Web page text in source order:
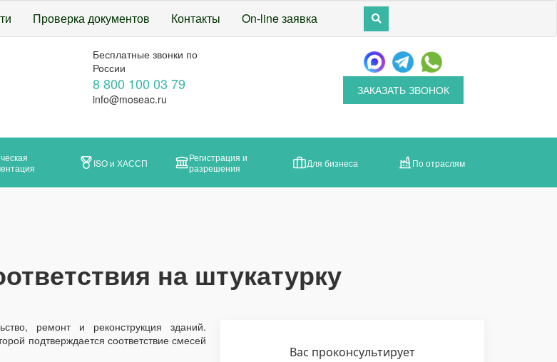
Проверка документов Контакты On-line заявка
Бесплатные звонки по
России
8 800 100 03 79
info@moseac.ru
ЗАКАЗАТЬ ЗВОНОК
ISO и ХАССП
Регистрация и
разрешения
Для бизнеса По отраслям
на штукатурку
ремонт и реконструкция зданий.
подтверждается соответствие смесей
Вас проконсультирует